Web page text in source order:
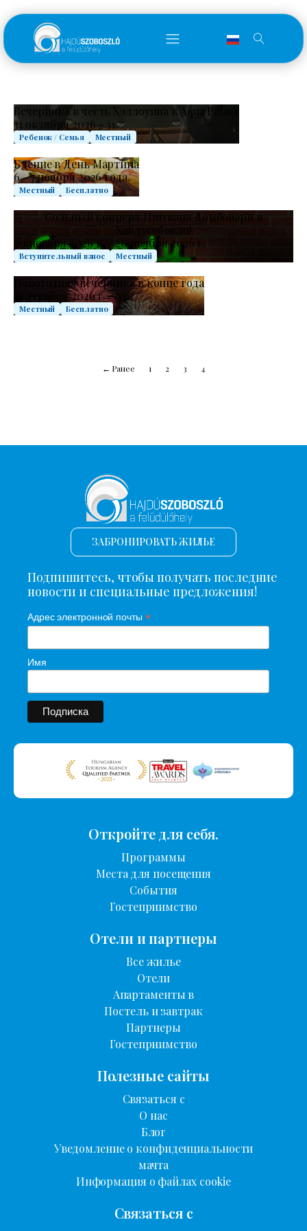
Вечеринка в честь Хэллоуина в Aqua Palace
31 октября 2026 - 31.
Ребенок / Семья Местный
Бдение в День Мартина
6 - 7 ноября 2026 года.
Местный Бесплатно
Сольный концерт Иштвана Домбовари в
Хайдусобосло!
20 ноября 2026 г. – 20 ноября 2026 г.
Вступительный взнос Местный
Новогодняя вечеринка в конце года
31 декабря 2026 г. – 31.
Местный Бесплатно
← Ранее 1 2 3 4
ЗАБРОНИРОВАТЬ ЖИЛЬЕ
Подпишитесь, чтобы получать последние
новости и специальные предложения!
Адрес электронной почты *
Имя
Откройте для себя.
Программы
Места для посещения
События
Гостеприимство
Отели и партнеры
Все жилье
Отели
Апартаменты в
Постель и завтрак
Партнеры
Гостеприимство
Полезные сайты
Связаться с
О нас
Блог
Уведомление о конфиденциальности
мачта
Информация о файлах cookie
Связаться с